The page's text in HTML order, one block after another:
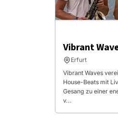
Vibrant
Erfurt
Vibrant Waves
House-Beats mit
Gesang zu einer
v...